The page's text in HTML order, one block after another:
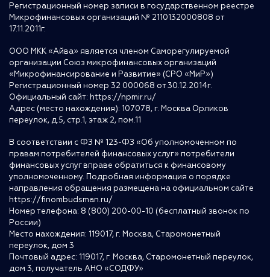
Регистрационный номер записи в государственном реестре
Микрофинансовых организаций № 2110132000808 от
17.11.2011г.
ООО МКК «Айва» является членом Саморегулируемой
организации Союз микрофинансовых организаций
«Микрофинансирование и Развитие» (СРО «МиР»)
Регистрационный номер 32 000068 от 30.12.2014г.
Официальный сайт: https://npmir.ru/
Адрес (место нахождения): 107078, г. Москва Орликов
переулок, д.5, стр.1, этаж 2, пом.11
В соответствии с ФЗ № 123-ФЗ «Об уполномоченном по
правам потребителей финансовых услуг» потребители
финансовых услуг вправе обратиться к финансовому
уполномоченному. Подробная информация о порядке
направления обращения размещена на официальном сайте
https://finombudsman.ru/
Номер телефона: 8 (800) 200-00-10 (бесплатный звонок по
России)
Место нахождения: 119017, г. Москва, Старомонетный
переулок, дом 3
Почтовый адрес: 119017, г. Москва, Старомонетный переулок,
дом 3, получатель АНО «СОДФУ»